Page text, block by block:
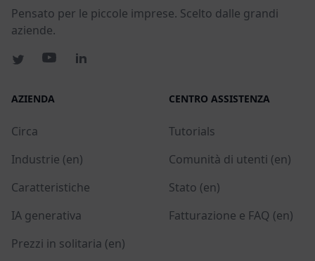
Pensato per le piccole imprese. Scelto dalle grandi
aziende.
AZIENDA
Circa
Industrie (en)
Caratteristiche
IA generativa
Prezzi in solitaria (en)
CENTRO ASSISTENZA
Tutorials
Comunità di utenti (en)
Stato (en)
Fatturazione e FAQ (en)